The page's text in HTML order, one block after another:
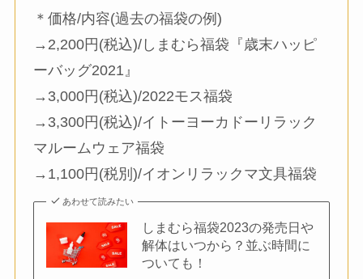
＊価格/内容(過去の福袋の例)
→2,200円(税込)/しまむら福袋『歳末ハッピ
ーバッグ2021』
→3,000円(税込)/2022モス福袋
→3,300円(税込)/イトーヨーカドーリラック
マルームウェア福袋
→1,100円(税別)/イオンリラックマ文具福袋
あわせて読みたい
しまむら福袋2023の発売日や
解体はいつから？並ぶ時間に
ついても！